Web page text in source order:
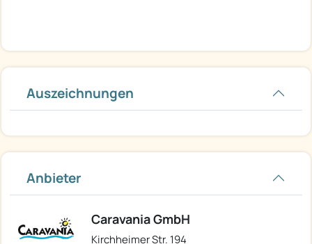
Auszeichnungen
Anbieter
Caravania GmbH
Kirchheimer Str. 194